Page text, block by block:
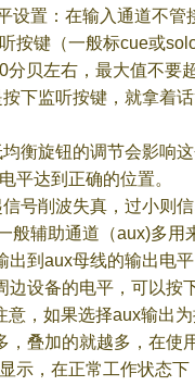
设置：在输入通道不
按键（一般标cue或
0分贝左右，最大值不要
下监听按键，就拿着
衡旋钮的调节会影响
平达到正确的位置。
号削波失真，过小则
般辅助通道（aux)多用
出到 aux母线的输出电
边设备的电平，可以按
意，如果选择aux输出
，叠加的就越多，在使
示，在正常工作状态